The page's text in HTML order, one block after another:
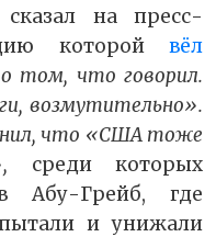
на пресс-
которой вёл
том, что говорил.
возмутительно».
что «США тоже
среди которых
Абу-Грейб, где
и унижали